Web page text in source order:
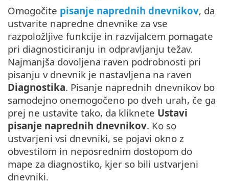
Omogočite pisanje naprednih dnevnikov, da
ustvarite napredne dnevnike za vse
razpoložljive funkcije in razvijalcem pomagate
pri diagnosticiranju in odpravljanju težav.
Najmanjša dovoljena raven podrobnosti pri
pisanju v dnevnik je nastavljena na raven
Diagnostika. Pisanje naprednih dnevnikov bo
samodejno onemogočeno po dveh urah, če ga
prej ne ustavite tako, da kliknete Ustavi
pisanje naprednih dnevnikov. Ko so
ustvarjeni vsi dnevniki, se pojavi okno z
obvestilom in neposrednim dostopom do
mape za diagnostiko, kjer so bili ustvarjeni
dnevniki.